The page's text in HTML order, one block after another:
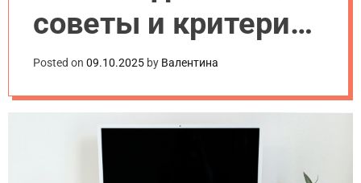
советы и критерии
для 2025 года
Posted on 09.10.2025 by Валентина